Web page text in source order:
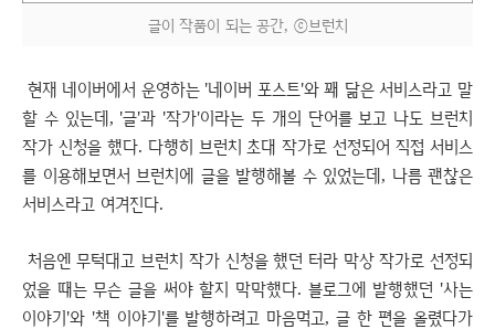
글이 작품이 되는 공간, ⓒ브런치
현재 네이버에서 운영하는 '네이버 포스트'와 꽤 닮은 서비스라고 말
할 수 있는데, '글'과 '작가'이라는 두 개의 단어를 보고 나도 브런치
작가 신청을 했다. 다행히 브런치 초대 작가로 선정되어 직접 서비스
를 이용해보면서 브런치에 글을 발행해볼 수 있었는데, 나름 괜찮은
서비스라고 여겨진다.
처음엔 무턱대고 브런치 작가 신청을 했던 터라 막상 작가로 선정되
었을 때는 무슨 글을 써야 할지 막막했다. 블로그에 발행했던 '사는
이야기'와 '책 이야기'를 발행하려고 마음먹고, 글 한 편을 올렸다가